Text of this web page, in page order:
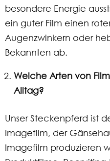
besondere Energie
ein guter Film einen
Augenzwinkern oder
Bekannten ab.
Welche Arten von
Alltag?
Unser Steckenpferd ist
Imagefilm, der
Imagefilm produzieren